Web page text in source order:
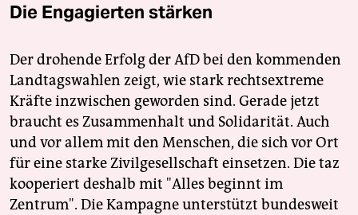
Die Engagierten stärken
Der drohende Erfolg der AfD bei den kommenden
Landtagswahlen zeigt, wie stark rechtsextreme
Kräfte inzwischen geworden sind. Gerade jetzt
braucht es Zusammenhalt und Solidarität. Auch
und vor allem mit den Menschen, die sich vor Ort
für eine starke Zivilgesellschaft einsetzen. Die taz
kooperiert deshalb mit "Alles beginnt im
Zentrum". Die Kampagne unterstützt bundesweit